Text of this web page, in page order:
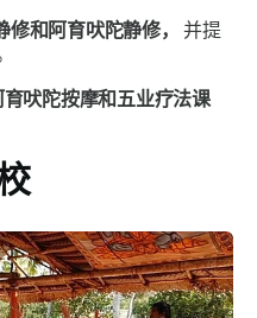
修和阿育吠陀静修，
并提
育吠陀按摩和五业疗法课